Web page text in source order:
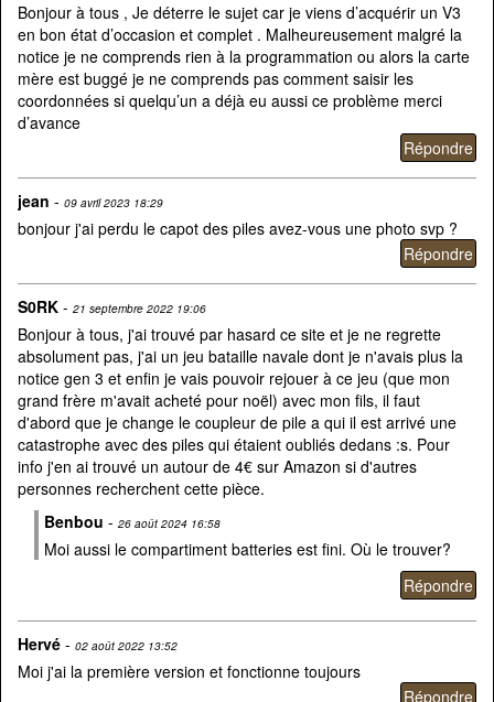
Bonjour à tous , Je déterre le sujet car je viens d’acquérir un V3
en bon état d’occasion et complet . Malheureusement malgré la
notice je ne comprends rien à la programmation ou alors la carte
mère est buggé je ne comprends pas comment saisir les
coordonnées si quelqu’un a déjà eu aussi ce problème merci
d’avance
jean - 09 avril 2023 18:29
bonjour j'ai perdu le capot des piles avez-vous une photo svp ?
S0RK - 21 septembre 2022 19:06
Bonjour à tous, j'ai trouvé par hasard ce site et je ne regrette
absolument pas, j'ai un jeu bataille navale dont je n'avais plus la
notice gen 3 et enfin je vais pouvoir rejouer à ce jeu (que mon
grand frère m'avait acheté pour noël) avec mon fils, il faut
d'abord que je change le coupleur de pile a qui il est arrivé une
catastrophe avec des piles qui étaient oubliés dedans :s. Pour
info j'en ai trouvé un autour de 4€ sur Amazon si d'autres
personnes recherchent cette pièce.
Benbou - 26 août 2024 16:58
Moi aussi le compartiment batteries est fini. Où le trouver?
Hervé - 02 août 2022 13:52
Moi j'ai la première version et fonctionne toujours